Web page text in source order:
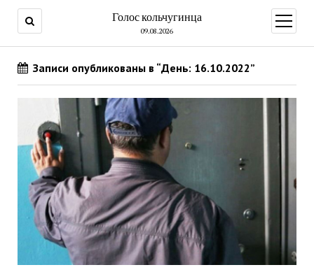
Голос кольчугинца
09.08.2026
меню
Записи опубликованы в “День: 16.10.2022”